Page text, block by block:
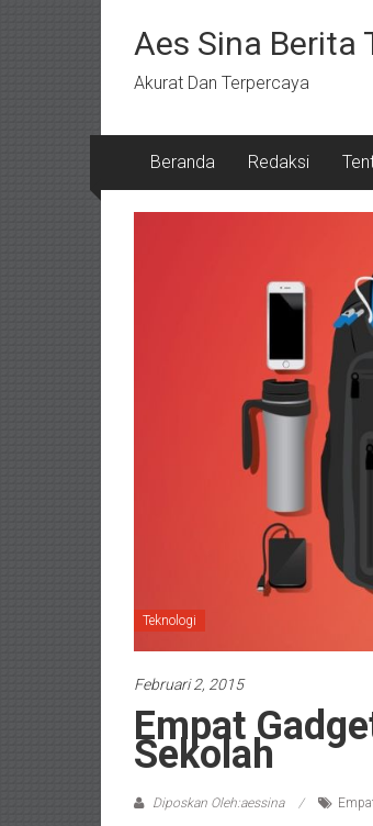
kontenAes Sina Berita
Akurat Dan Terpercaya
Beranda Redaksi
Teknologi
Februari 2, 2015
Empat
Sekolah
Diposkan Oleh:aessina